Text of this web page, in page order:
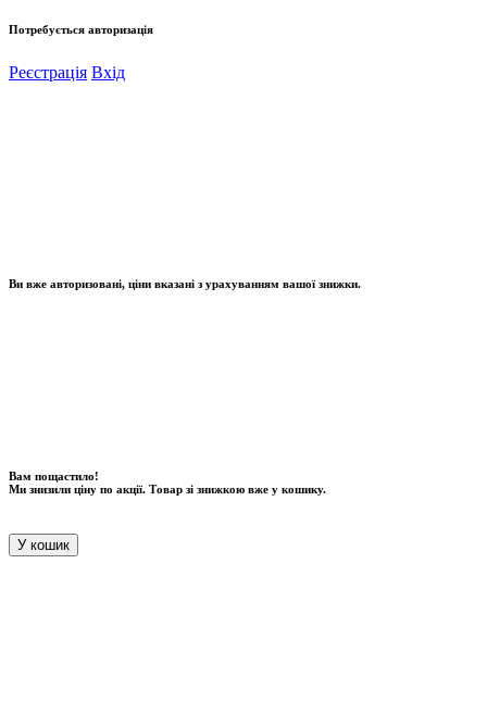
Потребується авторизація
Реєстрація Вхід
Ви вже авторизовані, ціни вказані з урахуванням вашої знижки.
Вам пощастило!
Ми знизили ціну по акції. Товар зі знижкою вже у кошику.
У кошик